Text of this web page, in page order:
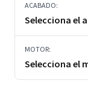
ACABADO:
Selecciona el
MOTOR:
Selecciona el